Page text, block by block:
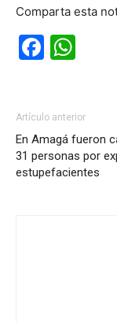
Comparta esta
Artículo anterior
En Amagá fueron
31 personas por
estupefacientes